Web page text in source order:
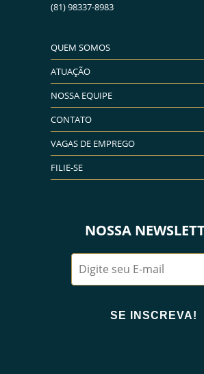
(81) 98337-8983
QUEM SOMOS
ATUAÇÃO
NOSSA EQUIPE
CONTATO
VAGAS DE EMPREGO
FILIE-SE
NOSSA